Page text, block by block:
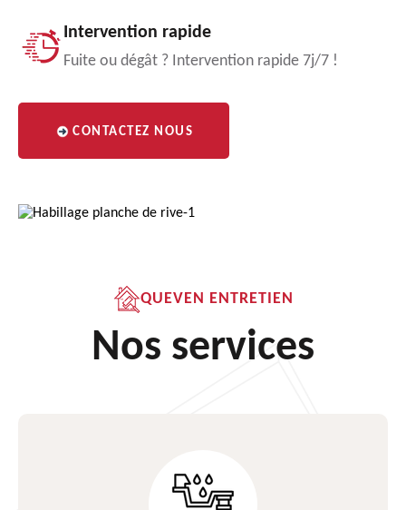
Intervention rapide
Fuite ou dégât ? Intervention rapide 7j/7 !
CONTACTEZ NOUS
QUEVEN ENTRETIEN
Nos services